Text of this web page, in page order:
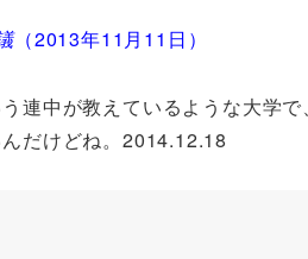
（2013年11月11日）
連中が教えているような大学
だけどね。2014.12.18